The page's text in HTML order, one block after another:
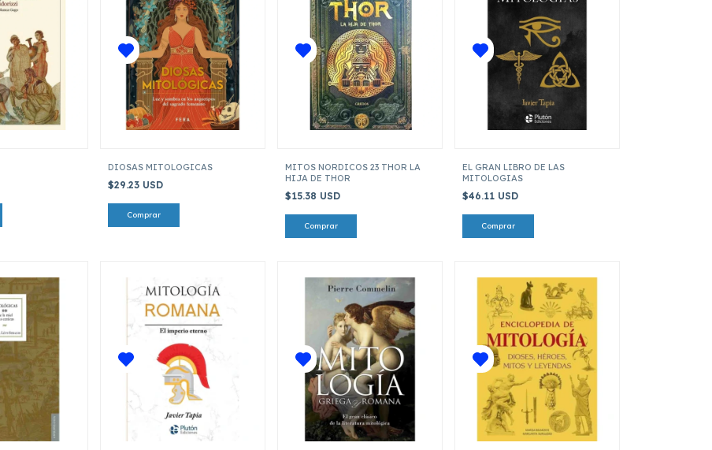
DIOSAS MITOLOGICAS
$29.23 USD
MITOS NORDICOS 23 THOR LA
HIJA DE THOR
$15.38 USD
EL GRAN LIBRO DE LAS
MITOLOGIAS
$46.11 USD